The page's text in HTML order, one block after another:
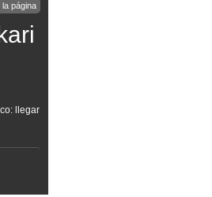
página
llegar